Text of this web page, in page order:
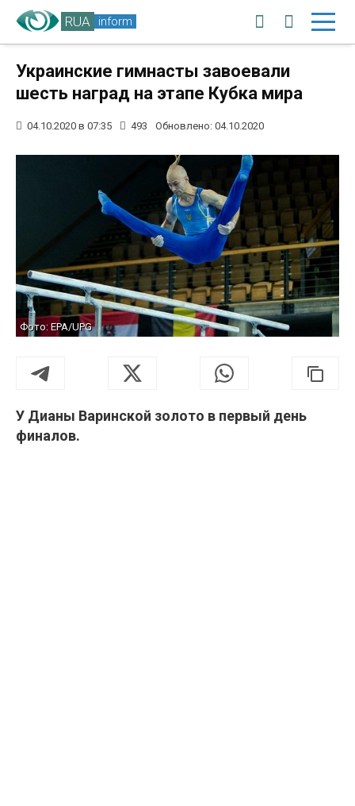
RUA inform
Украинские гимнасты завоевали
шесть наград на этапе Кубка мира
04.10.2020 в 07:35 493 Обновлено: 04.10.2020
Фото: EPA/UPG
У Дианы Варинской золото в первый день
финалов.